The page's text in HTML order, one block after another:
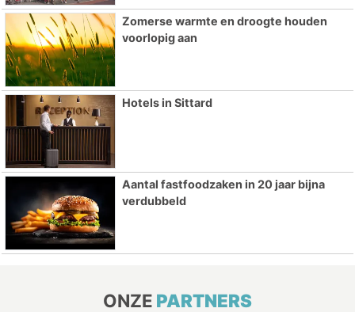
Zomerse warmte en droogte houden
voorlopig aan
Hotels in Sittard
Aantal fastfoodzaken in 20 jaar bijna
verdubbeld
ONZE PARTNERS